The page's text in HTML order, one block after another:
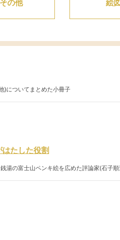
その他 絵図
)についてまとめた小冊子
たした役割
湯の富士山ペンキ絵を広めた評論家(石子